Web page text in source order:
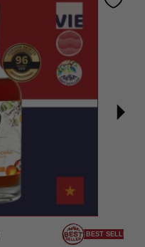
BEST SELLER